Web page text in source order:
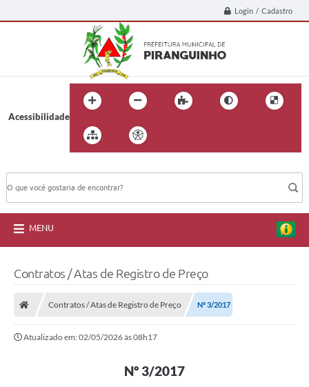
Login / Cadastro
Acessibilidade
MENU
Contratos / Atas de Registro de Preço
Contratos / Atas de Registro de Preço Nº 3/2017
Atualizado em: 02/05/2026 às 08h17
Nº 3/2017